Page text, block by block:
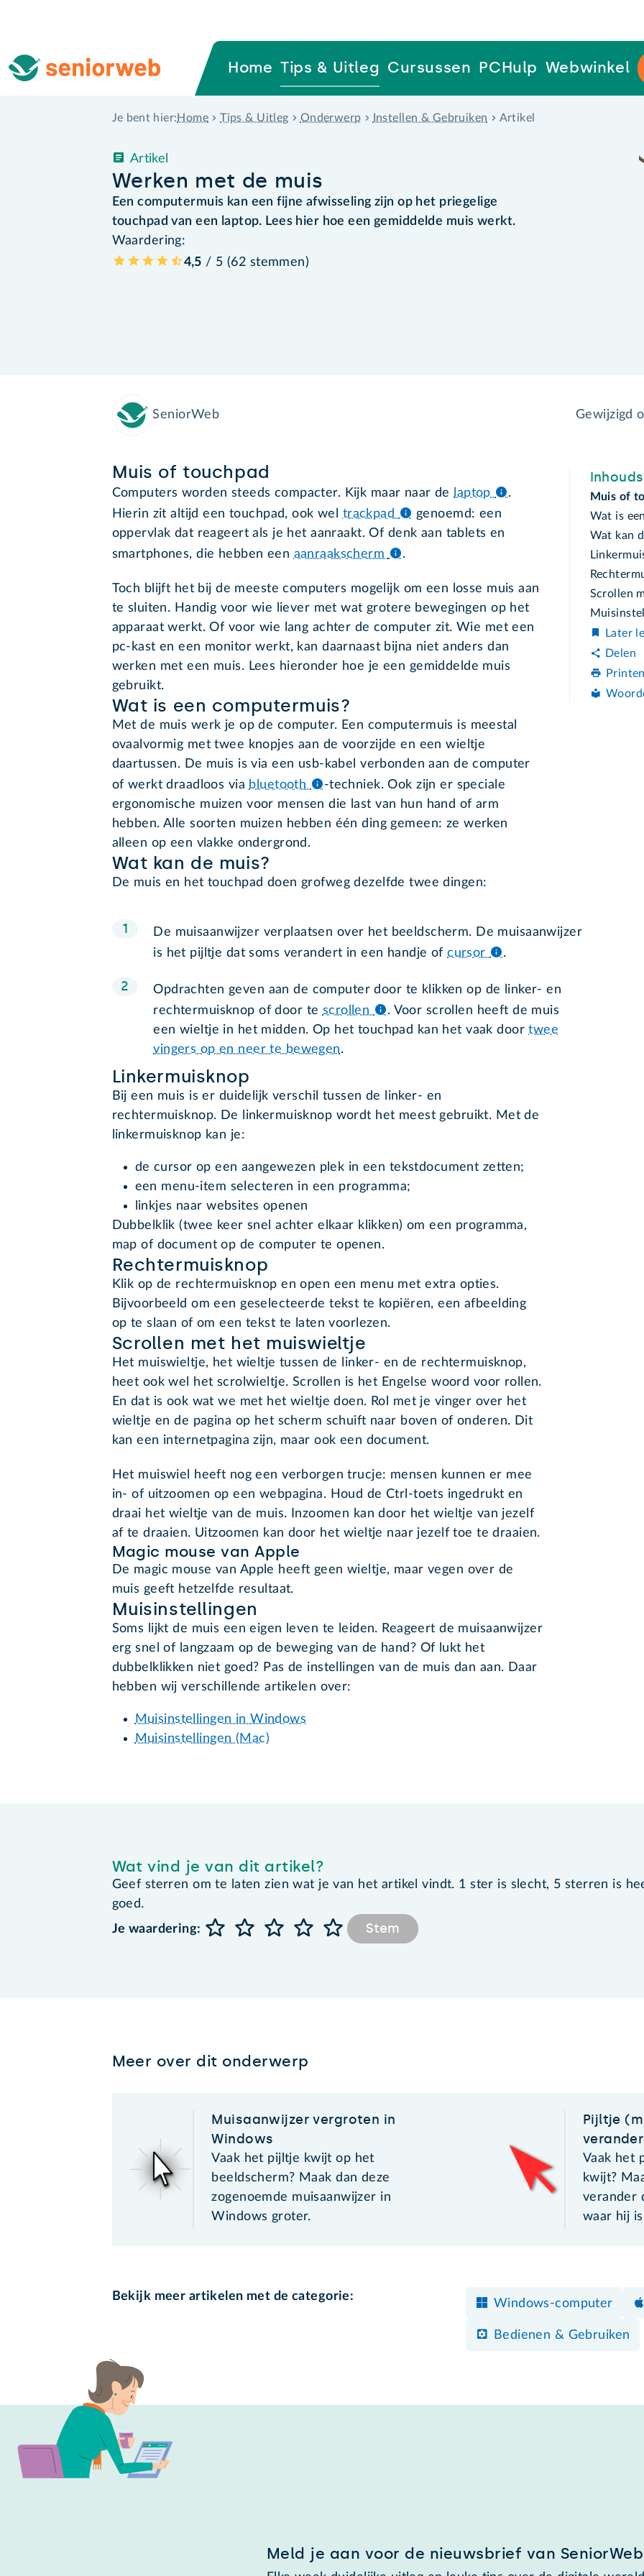
Home Tips & Uitleg Cursussen PCHulp Webwinkel
Je bent hier: Home Tips & Uitleg Onderwerp Instellen & Gebruiken Artikel
Werken met de muis
Artikel
Een computermuis kan een fijne afwisseling zijn op het priegelige
touchpad van een laptop. Lees hier hoe een gemiddelde muis werkt.
Waardering:
4,5 / 5 (62 stemmen)
SeniorWeb Gewijzigd
Muis of touchpad
Computers worden steeds compacter. Kijk maar naar de laptop
.
Hierin zit altijd een touchpad, ook wel trackpad
genoemd: een
oppervlak dat reageert als je het aanraakt. Of denk aan tablets en
smartphones, die hebben een aanraakscherm .
Toch blijft het bij de meeste computers mogelijk om een losse muis aan
te sluiten. Handig voor wie liever met wat grotere bewegingen op het
apparaat werkt. Of voor wie lang achter de computer zit. Wie met een
pc-kast en een monitor werkt, kan daarnaast bijna niet anders dan
werken met een muis. Lees hieronder hoe je een gemiddelde muis
gebruikt.
Wat is een computermuis?
Met de muis werk je op de computer. Een computermuis is meestal
ovaalvormig met twee knopjes aan de voorzijde en een wieltje
daartussen. De muis is via een usb-kabel verbonden aan de computer
of werkt draadloos via bluetooth
-techniek. Ook zijn er speciale
ergonomische muizen voor mensen die last van hun hand of arm
hebben. Alle soorten muizen hebben één ding gemeen: ze werken
alleen op een vlakke ondergrond.
Wat kan de muis?
De muis en het touchpad doen grofweg dezelfde twee dingen:
De muisaanwijzer verplaatsen over het beeldscherm. De muisaanwijzer
is het pijltje dat soms verandert in een handje ofcursor .
Opdrachten geven aan de computer door te klikken op de linker- en
rechtermuisknop of door te scrollen . Voor scrollen heeft de muis
een wieltje in het midden. Op het touchpad kan het vaak doortwee
vingers op en neer te bewegen.
Linkermuisknop
Bij een muis is er duidelijk verschil tussen de linker- en
rechtermuisknop. De linkermuisknop wordt het meest gebruikt. Met de
linkermuisknop kan je:
de cursor op een aangewezen plek in een tekstdocument zetten;
een menu-item selecteren in een programma;
linkjes naar websites openen
Dubbelklik (twee keer snel achter elkaar klikken) om een programma,
map of document op de computer te openen.
Rechtermuisknop
Klik op de rechtermuisknop en open een menu met extra opties.
Bijvoorbeeld om een geselecteerde tekst te kopiëren, een afbeelding
op te slaan of om een tekst te laten voorlezen.
Scrollen met het muiswieltje
Het muiswieltje, het wieltje tussen de linker- en de rechtermuisknop,
heet ook wel het scrolwieltje. Scrollen is het Engelse woord voor rollen.
En dat is ook wat we met het wieltje doen. Rol met je vinger over het
wieltje en de pagina op het scherm schuift naar boven of onderen. Dit
kan een internetpagina zijn, maar ook een document.
Het muiswiel heeft nog een verborgen trucje: mensen kunnen er mee
in- of uitzoomen op een webpagina. Houd de Ctrl-toets ingedrukt en
draai het wieltje van de muis. Inzoomen kan door het wieltje van jezelf
af te draaien. Uitzoomen kan door het wieltje naar jezelf toe te draaien.
Magic mouse van Apple
De magic mouse van Apple heeft geen wieltje, maar vegen over de
muis geeft hetzelfde resultaat.
Muisinstellingen
Soms lijkt de muis een eigen leven te leiden. Reageert de muisaanwijzer
erg snel of langzaam op de beweging van de hand? Of lukt het
dubbelklikken niet goed? Pas de instellingen van de muis dan aan. Daar
hebben wij verschillende artikelen over:
Muisinstellingen in Windows
Muisinstellingen (Mac)
Muis of
Wat is
Wat kan
Scrollen
Later
Delen
Wat vind je van dit artikel?
Geef sterren om te laten zien wat je van het artikel vindt. 1 ster is slecht, 5 sterren is
goed.
Je waardering:
Stem
Meer over dit onderwerp
Muisaanwijzer vergroten in
Windows
Vaak het pijltje kwijt op het
beeldscherm? Maak dan deze
zogenoemde muisaanwijzer in
Windows groter.
Pijltje
Vaak het
kwijt?
verander
waar hij
Bekijk meer artikelen met de categorie:
Windows-computer
Bedienen & Gebruiken
Meld je aan voor de nieuwsbrief van SeniorWeb